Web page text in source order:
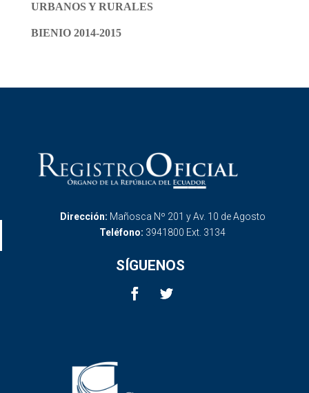
URBANOS Y RURALES
BIENIO 2014-2015
Dirección: Mañosca Nº 201 y Av. 10 de Agosto
Teléfono: 3941800 Ext. 3134
SÍGUENOS